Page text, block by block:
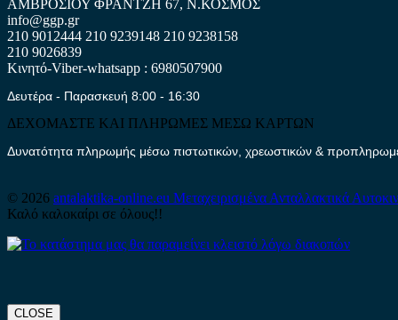
ΑΜΒΡΟΣΙΟΥ ΦΡΑΝΤΖΗ 67, Ν.ΚΟΣΜΟΣ
info@ggp.gr
210 9012444 210 9239148 210 9238158
210 9026839
Κινητό-Viber-whatsapp : 6980507900
Δευτέρα - Παρασκευή 8:00 - 16:30
ΔΕΧΟΜΑΣΤΕ ΚΑΙ ΠΛΗΡΩΜΕΣ ΜΕΣΩ ΚΑΡΤΩΝ
Δυνατότητα πληρωμής μέσω πιστωτικών, χρεωστικών &
© 2026 antalaktika-online.eu Μεταχειρισμένα Ανταλλακτικά
Καλό καλοκαίρι σε όλους!!
CLOSE